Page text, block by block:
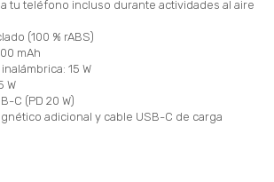
tu teléfono incluso durante actividades al aire
(100 % rABS)
mAh
15 W
W
C (PD 20 W)
adicional y cable USB-C de carga